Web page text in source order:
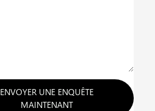
ENVOYER UNE ENQUÊTE
MAINTENANT